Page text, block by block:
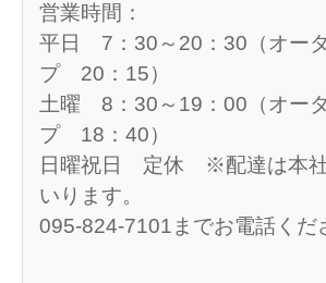
営業時間：
平日 7：30～20：30（オー
プ 20：15）
土曜 8：30～19：00（オー
プ 18：40）
日曜祝日 定休 ※配達は本社
いります。
095-824-7101までお電話くだ